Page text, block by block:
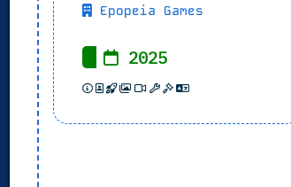
Epopeia Games
2025